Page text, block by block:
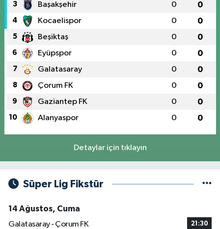
3 Başakşehir 0 0
4 Kocaelispor 0 0
5 Beşiktaş 0 0
6 Eyüpspor 0 0
7 Galatasaray 0 0
8 Çorum FK 0 0
9 Gaziantep FK 0 0
10 Alanyaspor 0 0
Detaylar için tıklayın
Süper Lig Fikstür
14 Ağustos, Cuma
Galatasaray - Çorum FK
21:30